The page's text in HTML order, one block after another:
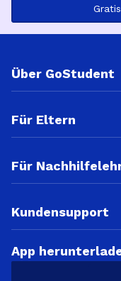
Über GoStudent
Für Eltern
Für
Kundensupport
App